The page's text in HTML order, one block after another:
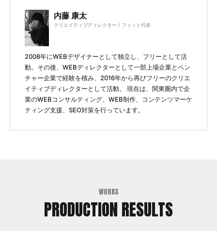
内藤 康太
クリエイティブディレクター / フィット代表
2008年にWEBデザイナーとして独立し、フリーとして活
動。その後、WEBディレクターとして一部上場企業とベン
チャー企業で経験を積み、2016年から再びフリーのクリエ
イティブディレクターとして活動。 現在は、関東圏内で企
業のWEBコンサルティング、WEB制作、コンテンツマーケ
ティング支援、SEO対策を行っています。
WORKS
PRODUCTION RESULTS